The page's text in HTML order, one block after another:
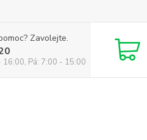
Zavolejte.
16:00, Pá: 7:00 - 15:00